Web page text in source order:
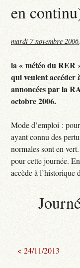
en
mardi 7 novembre 2006
la « météo du RER
qui veulent accéder
annoncées par la
octobre 2006.
Mode d’emploi :
ayant connu des
normales sont en
pour cette journée.
accède à l’historique
< 24/11/2013